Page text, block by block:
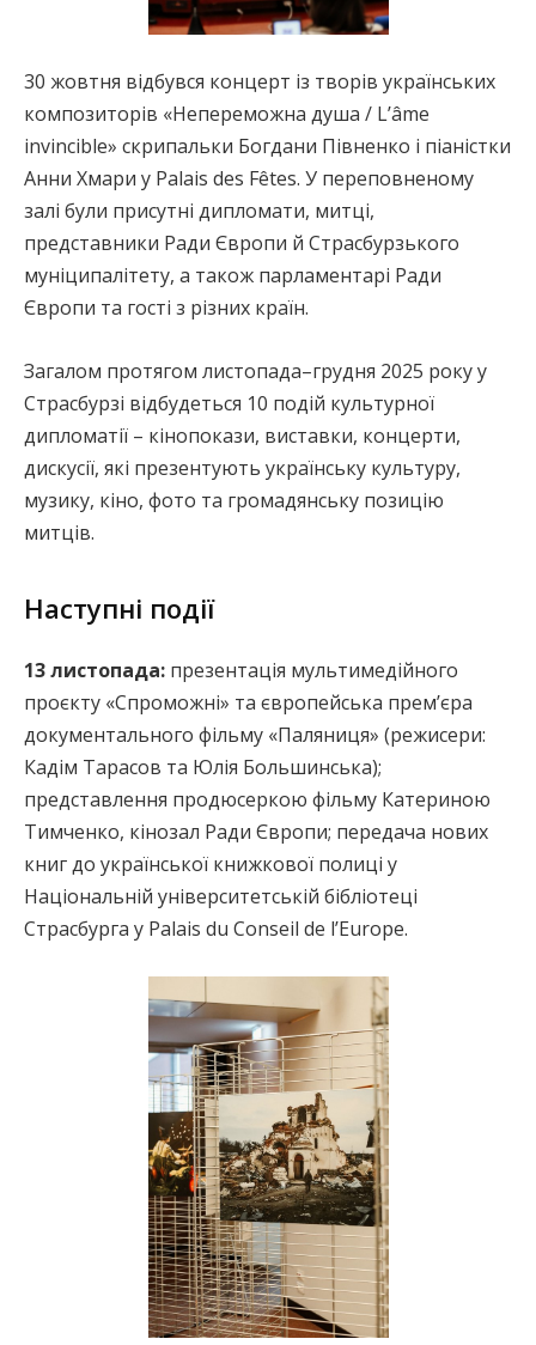
30 жовтня відбувся концерт із творів українських
композиторів «Непереможна душа / L’âme
invincible» скрипальки Богдани Півненко і піаністки
Анни Хмари у Palais des Fêtes. У переповненому
залі були присутні дипломати, митці,
представники Ради Європи й Страсбурзького
муніципалітету, а також парламентарі Ради
Європи та гості з різних країн.
Загалом протягом листопада–грудня 2025 року у
Страсбурзі відбудеться 10 подій культурної
дипломатії – кінопокази, виставки, концерти,
дискусії, які презентують українську культуру,
музику, кіно, фото та громадянську позицію
митців.
Наступні події
13 листопада: презентація мультимедійного
проєкту «Спроможні» та європейська прем’єра
документального фільму «Паляниця» (режисери:
Кадім Тарасов та Юлія Большинська);
представлення продюсеркою фільму Катериною
Тимченко, кінозал Ради Європи; передача нових
книг до української книжкової полиці у
Національній університетській бібліотеці
Страсбурга у Palais du Conseil de l’Europe.